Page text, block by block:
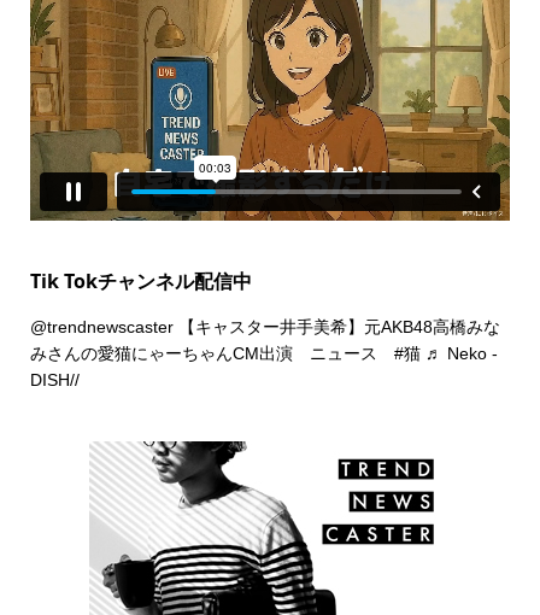
Tik Tokチャンネル配信中
@trendnewscaster【キャスター井手美希】元AKB48高橋みな
みさんの愛猫にゃーちゃんCM出演 ニュース #猫 ♬ Neko -
DISH//